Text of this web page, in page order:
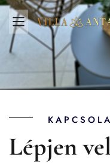
Lépjen